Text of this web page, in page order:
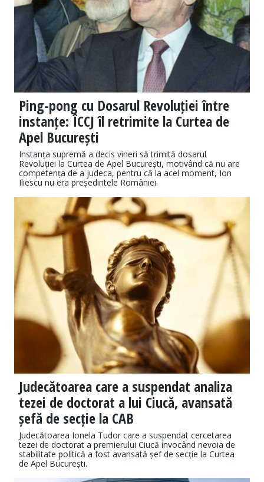
Ping-pong cu Dosarul Revoluției între
instanțe: ÎCCJ îl retrimite la Curtea de
Apel București
Instanța supremă a decis vineri să trimită dosarul
Revoluției la Curtea de Apel București, motivând că nu are
competența de a judeca, pentru că la acel moment, Ion
Iliescu nu era președintele României.
Judecătoarea care a suspendat analiza
tezei de doctorat a lui Ciucă, avansată
șefă de secție la CAB
Judecătoarea Ionela Tudor care a suspendat cercetarea
tezei de doctorat a premierului Ciucă invocând nevoia de
stabilitate politică a fost avansată șef de secție la Curtea
de Apel București.